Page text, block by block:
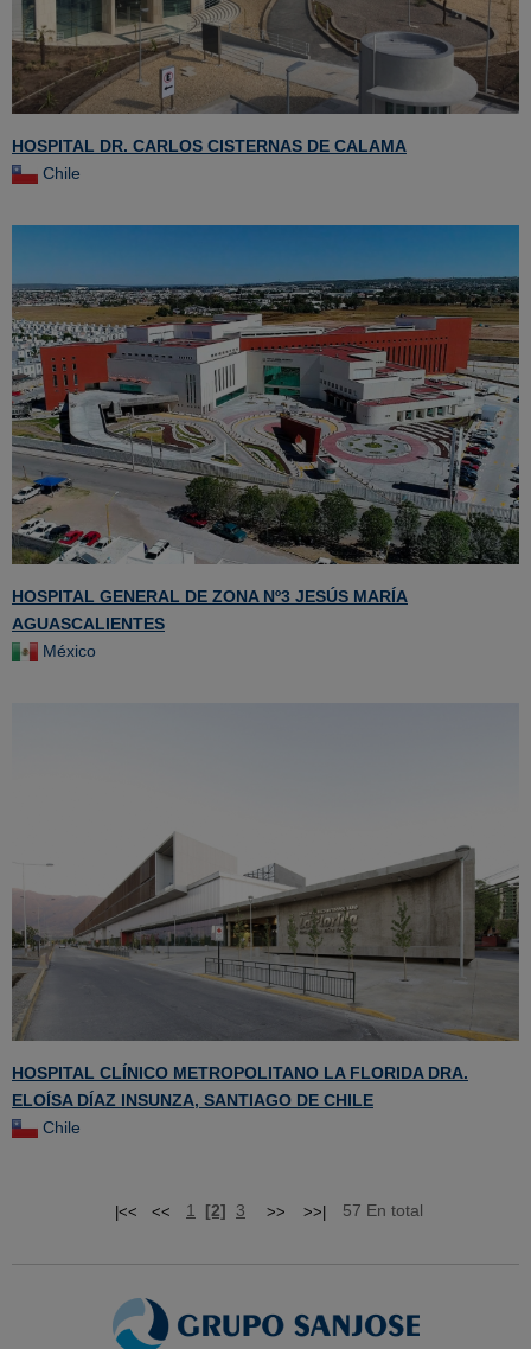
HOSPITAL DR. CARLOS CISTERNAS DE CALAMA
Chile
HOSPITAL GENERAL DE ZONA Nº3 JESÚS MARÍA
AGUASCALIENTES
México
HOSPITAL CLÍNICO METROPOLITANO LA FLORIDA DRA.
ELOÍSA DÍAZ INSUNZA, SANTIAGO DE CHILE
Chile
1 [2] 3 57 En total